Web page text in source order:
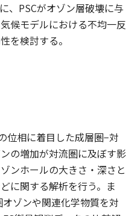
、PSCがオゾン層破壊に与
候モデルにおける不均一反
を検討する。
位相に着目した成層圏−対
の増加が対流圏に及ぼす影
ンホールの大きさ・深さと
に関する解析を行う。ま
ゾンや関連化学物質を対